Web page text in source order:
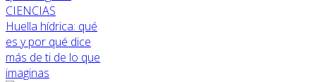
CIENCIAS
Huella hídrica: qué
es y por qué dice
más de ti de lo que
imaginas